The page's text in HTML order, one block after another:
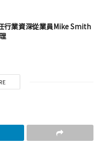
行業資深從業員Mike Smith